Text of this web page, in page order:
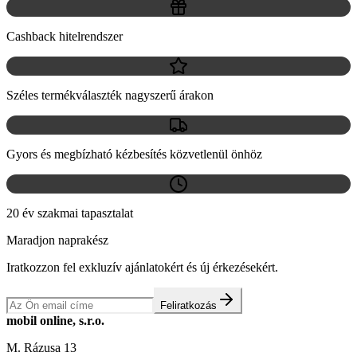
Cashback hitelrendszer
Széles termékválaszték nagyszerű árakon
Gyors és megbízható kézbesítés közvetlenül önhöz
20 év szakmai tapasztalat
Maradjon naprakész
Iratkozzon fel exkluzív ajánlatokért és új érkezésekért.
Feliratkozás
mobil online, s.r.o.
M. Rázusa 13